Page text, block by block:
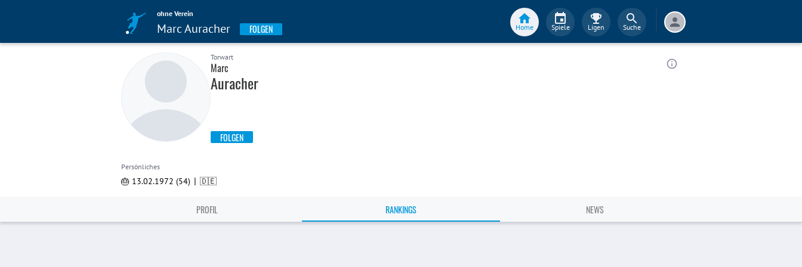
ohne Verein
Marc Auracher FOLGEN Home Spiele Ligen Suche
Torwart
Marc
Auracher
FOLGEN
Persönliches
🎂 13.02.1972 (54) | 🇩🇪
PROFIL RANKINGS NEWS